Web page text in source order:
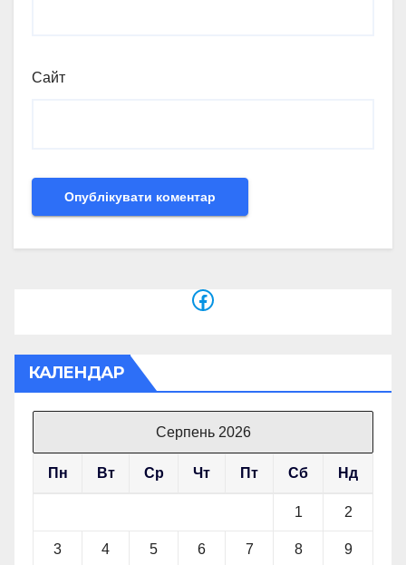
Сайт
Facebook
КАЛЕНДАР
Серпень 2026
Пн Вт Ср Чт Пт Сб Нд
1 2
3 4 5 6 7 8 9